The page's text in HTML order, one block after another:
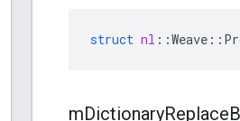
struct nl ::Weave ::
mDictionaryReplace